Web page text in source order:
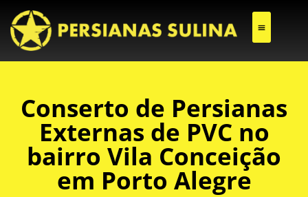
Conserto de Persianas
Externas de PVC no
bairro Vila Conceição
em Porto Alegre